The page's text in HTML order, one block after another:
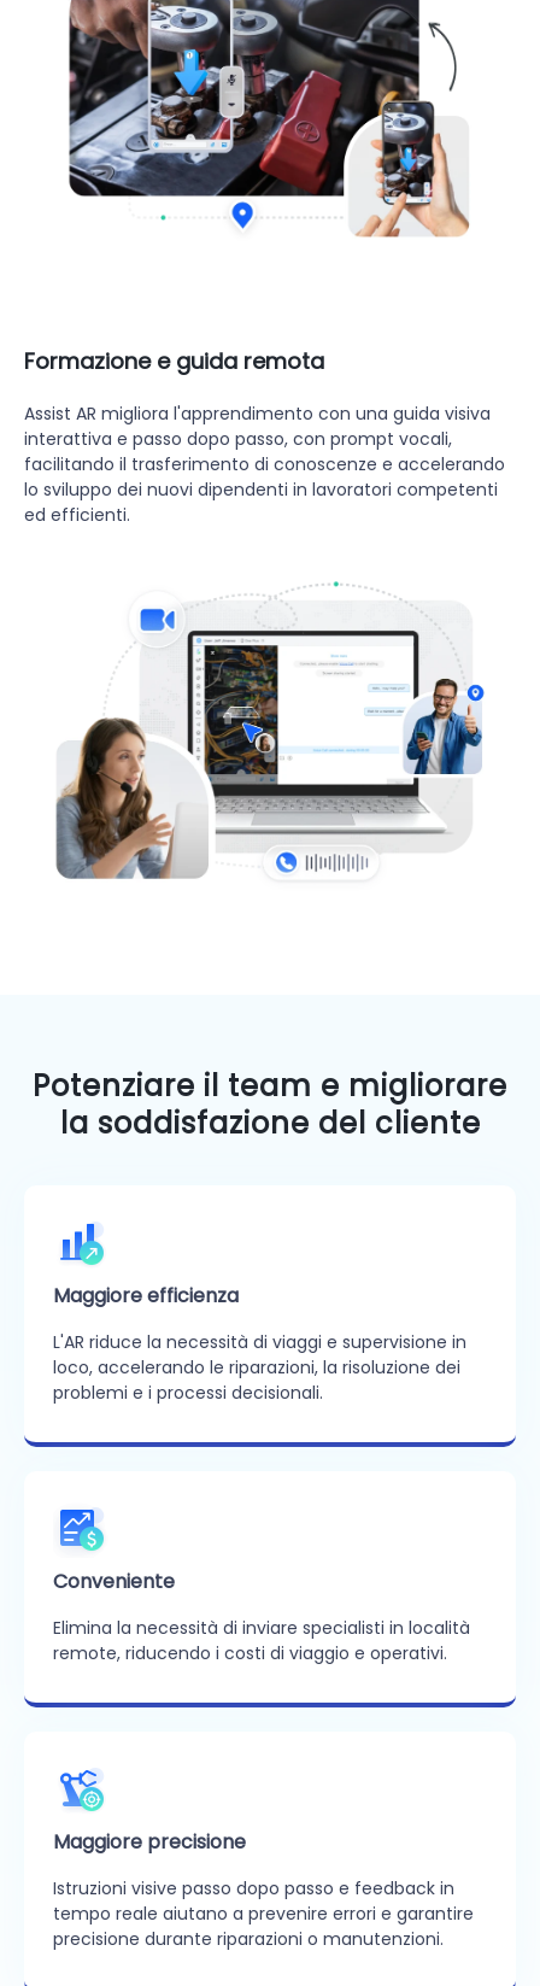
Formazione e guida remota
Assist AR migliora l'apprendimento con una guida visiva
interattiva e passo dopo passo, con prompt vocali,
facilitando il trasferimento di conoscenze e accelerando
lo sviluppo dei nuovi dipendenti in lavoratori competenti
ed efficienti.
Potenziare il team e migliorare
la soddisfazione del cliente
Maggiore efficienza
L'AR riduce la necessità di viaggi e supervisione in
loco, accelerando le riparazioni, la risoluzione dei
problemi e i processi decisionali.
Conveniente
Elimina la necessità di inviare specialisti in località
remote, riducendo i costi di viaggio e operativi.
Maggiore precisione
Istruzioni visive passo dopo passo e feedback in
tempo reale aiutano a prevenire errori e garantire
precisione durante riparazioni o manutenzioni.